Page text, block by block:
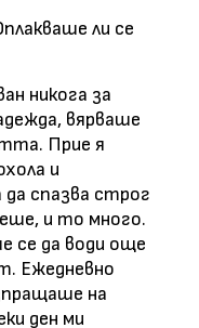
ли се
никога за
вярваше
Прие я
и
спазва строг
и то много.
се да води още
Ежедневно
на
ден ми